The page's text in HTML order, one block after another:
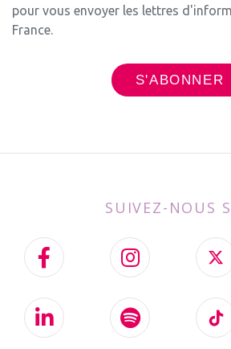
pour vous envoyer les lettres
France.
SUIVEZ-NOUS